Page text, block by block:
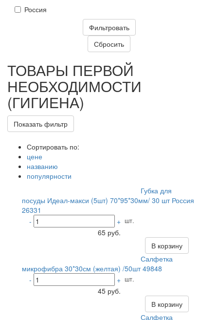
Россия
ТОВАРЫ ПЕРВОЙ
НЕОБХОДИМОСТИ
(ГИГИЕНА)
Показать фильтр
Сортировать по:
цене
названию
популярности
Губка для
посуды Идеал-макси (5шт) 70*95*30мм/ 30 шт Россия
26331
-
+ шт.
65 руб.
В корзину
Салфетка
микрофибра 30*30см (желтая) /50шт 49848
-
+ шт.
45 руб.
В корзину
Салфетка